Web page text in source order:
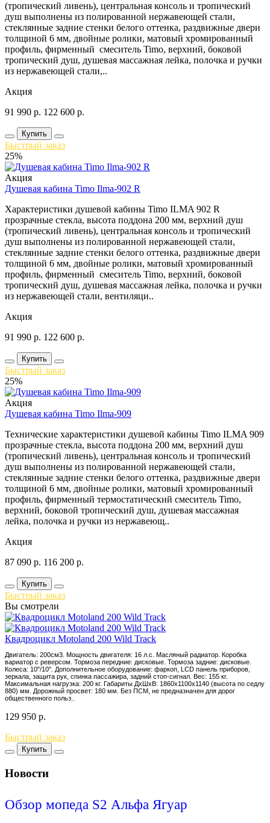
(тропический ливень), центральная консоль и тропический
душ выполнены из полированной нержавеющей стали,
стеклянные задние стенки белого оттенка, раздвижные двери
толщиной 6 мм, двойные ролики, матовый хромированный
профиль, фирменный смеситель Timo, верхний, боковой
тропический душ, душевая массажная лейка, полочка и ручки
из нержавеющей стали,..
Акция
91 990 р. 122 600 р.
Купить
Быстрый заказ
25%
Акция
Душевая кабина Timo Ilma-902 R
Характеристики душевой кабины Timo ILMA 902 R
прозрачные стекла, высота поддона 200 мм, верхний душ
(тропический ливень), центральная консоль и тропический
душ выполнены из полированной нержавеющей стали,
стеклянные задние стенки белого оттенка, раздвижные двери
толщиной 6 мм, двойные ролики, матовый хромированный
профиль, фирменный смеситель Timo, верхний, боковой
тропический душ, душевая массажная лейка, полочка и ручки
из нержавеющей стали, вентиляци..
Акция
91 990 р. 122 600 р.
Купить
Быстрый заказ
25%
Акция
Душевая кабина Timo Ilma-909
Технические характеристики душевой кабины Timo ILMA 909
прозрачные стекла, высота поддона 200 мм, верхний душ
(тропический ливень), центральная консоль и тропический
душ выполнены из полированной нержавеющей стали,
стеклянные задние стенки белого оттенка, раздвижные двери
толщиной 6 мм, двойные ролики, матовый хромированный
профиль, фирменный термостатический смеситель Timo,
верхний, боковой тропический душ, душевая массажная
лейка, полочка и ручки из нержавеющ..
Акция
87 090 р. 116 200 р.
Купить
Быстрый заказ
Вы смотрели
Квадроцикл Motoland 200 Wild Track
Двигатель: 200см3. Мощность двигателя: 16 л.с. Масляный радиатор. Коробка
вариатор с реверсом. Тормоза передние: дисковые. Тормоза задние: дисковые.
Колеса: 10"/10". Дополнительное оборудование: фаркоп, LCD панель приборов,
зеркала, защита рук, спинка пассажира, задний стоп-сигнал. Вес: 155 кг.
Максимальная нагрузка: 200 кг. Габариты ДхШхВ: 1860х1100х1140 (высота по седлу
880) мм. Дорожный просвет: 180 мм. Без ПСМ, не предназначен для дорог
общественного польз..
129 950 р.
Быстрый заказ
Купить
Новости
Обзор мопеда S2 Альфа Ягуар